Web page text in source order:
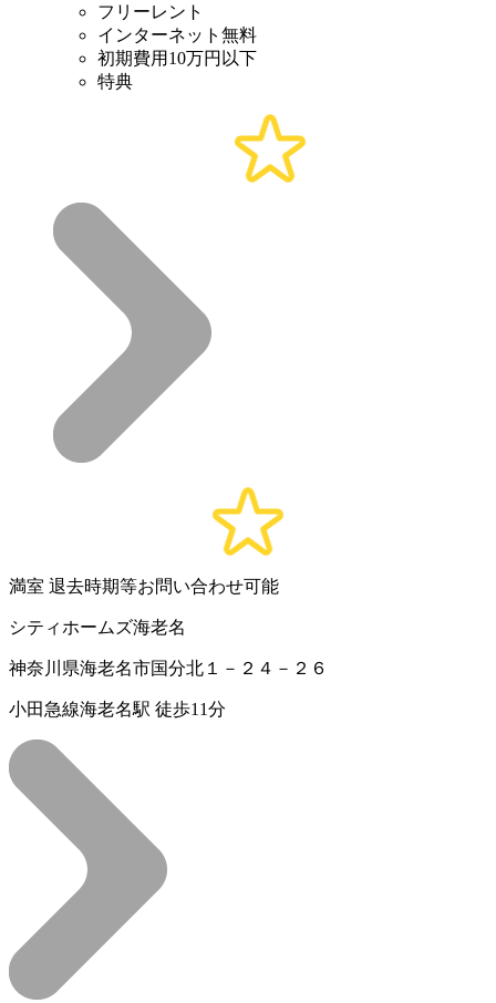
フリーレント
インターネット無料
初期費用10万円以下
特典
満室 退去時期等お問い合わせ可能
シティホームズ海老名
神奈川県海老名市国分北１－２４－２６
小田急線海老名駅 徒歩11分